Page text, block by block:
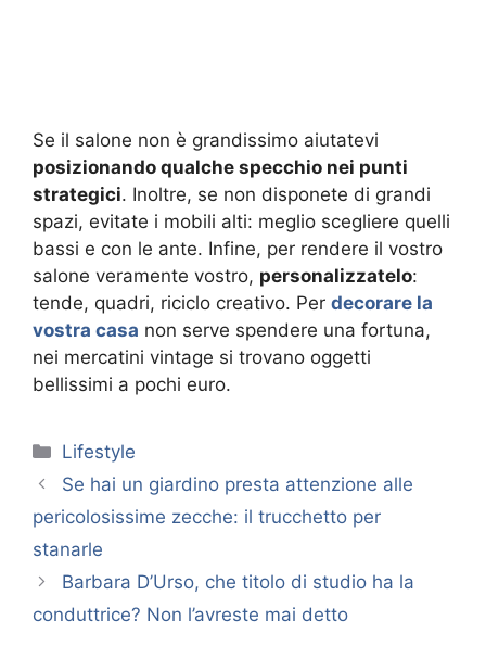
Se il salone non è grandissimo aiutatevi
posizionando qualche specchio nei punti
strategici. Inoltre, se non disponete di grandi
spazi, evitate i mobili alti: meglio scegliere quelli
bassi e con le ante. Infine, per rendere il vostro
salone veramente vostro, personalizzatelo:
tende, quadri, riciclo creativo. Per decorare la
vostra casa non serve spendere una fortuna,
nei mercatini vintage si trovano oggetti
bellissimi a pochi euro.
Categorie
Lifestyle
Se hai un giardino presta attenzione alle
pericolosissime zecche: il trucchetto per
stanarle
Barbara D’Urso, che titolo di studio ha la
conduttrice? Non l’avreste mai detto